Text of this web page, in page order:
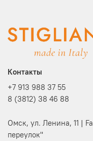
Контакты
+7 913 988 37 55
8 (3812) 38 46 88
Омск, ул. Ленина, 11 |
переулок"